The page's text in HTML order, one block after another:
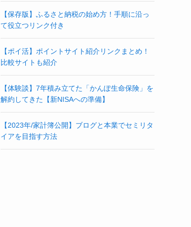
【保存版】ふるさと納税の始め方！手順に沿っ
て役立つリンク付き
【ポイ活】ポイントサイト紹介リンクまとめ！
比較サイトも紹介
【体験談】7年積み立てた「かんぽ生命保険」を
解約してきた【新NISAへの準備】
【2023年/家計簿公開】ブログと本業でセミリタ
イアを目指す方法